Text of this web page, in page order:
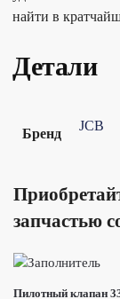
найти в
Детали
Бренд
JCB
запчастью
Пилотный клапан